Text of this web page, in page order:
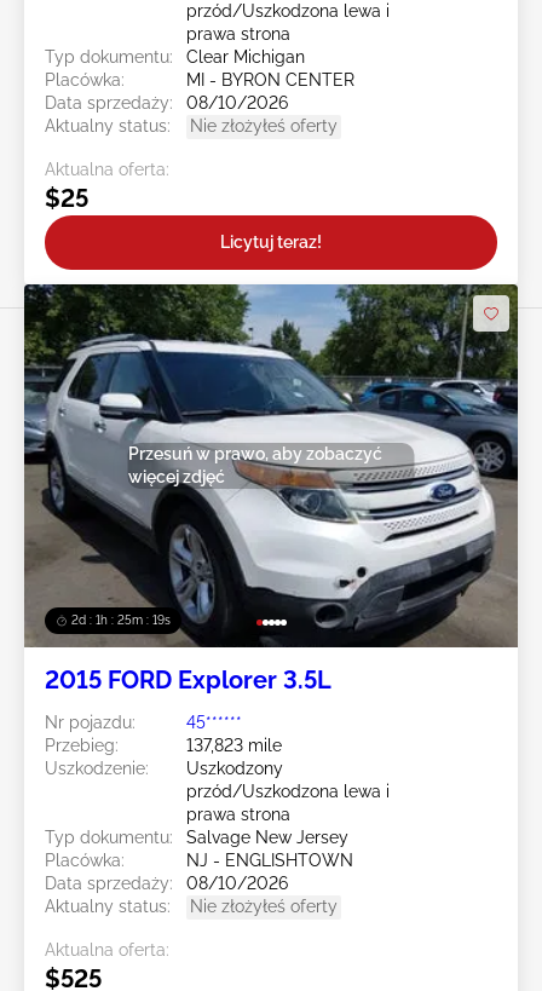
przód/Uszkodzona lewa i
prawa strona
Typ dokumentu:
Clear Michigan
Placówka:
MI - BYRON CENTER
Data sprzedaży:
08/10/2026
Aktualny status:
Nie złożyłeś oferty
Aktualna oferta:
$25
Licytuj teraz!
2d : 1h : 25m : 16s
Przesuń w prawo, aby zobaczyć
więcej zdjęć
2015 FORD Explorer 3.5L
Nr pojazdu:
45******
Przebieg:
137,823 mile
Uszkodzenie:
Uszkodzony
przód/Uszkodzona lewa i
prawa strona
Typ dokumentu:
Salvage New Jersey
Placówka:
NJ - ENGLISHTOWN
Data sprzedaży:
08/10/2026
Aktualny status:
Nie złożyłeś oferty
Aktualna oferta:
$525